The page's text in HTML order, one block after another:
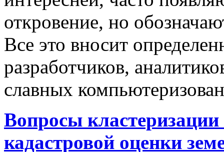
откровение, но
Все это вносит
разработчиков,
славных
Вопросы кластеризации
кадастровой оценки